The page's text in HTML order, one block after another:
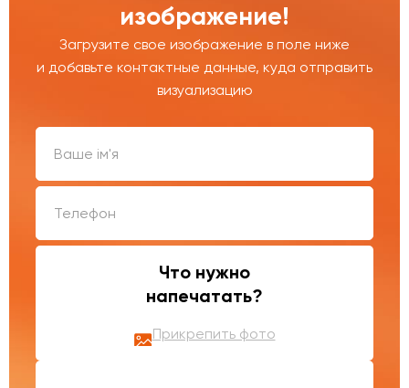
изображение!
Загрузите свое изображение в поле ниже
и добавьте контактные данные, куда отправить
визуализацию
Что нужно
напечатать?
Прикрепить фото